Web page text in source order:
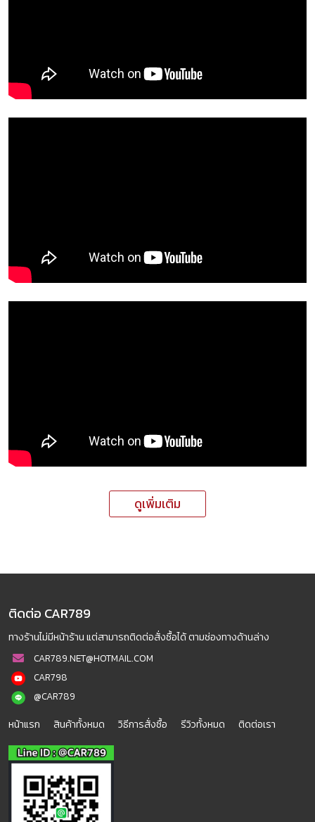
ดูเพิ่มเติม
ติดต่อ CAR789
ทางร้านไม่มีหน้าร้าน แต่สามารถติดต่อสั่งซื้อได้ ตามช่องทางด้านล่าง
CAR789.NET@HOTMAIL.COM
CAR798
@CAR789
หน้าแรก สินค้าทั้งหมด วิธีการสั่งซื้อ รีวิวทั้งหมด ติดต่อเรา